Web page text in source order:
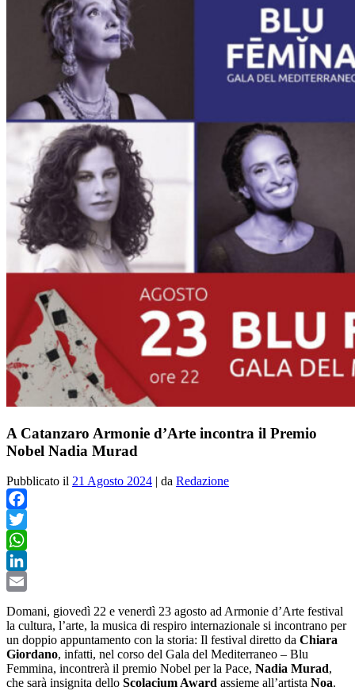
A Catanzaro Armonie d’Arte incontra il Premio
Nobel Nadia Murad
Pubblicato il 21 Agosto 2024 | da Redazione
Facebook
Twitter
WhatsApp
LinkedIn
Domani, giovedì 22 e venerdì 23 agosto ad Armonie d’Arte festival
la cultura, l’arte, la musica di respiro internazionale si incontrano per
un doppio appuntamento con la storia: Il festival diretto da Chiara
Giordano, infatti, nel corso del Gala del Mediterraneo – Blu
Femmina, incontrerà il premio Nobel per la Pace, Nadia Murad,
che sarà insignita dello Scolacium Award assieme all’artista Noa.